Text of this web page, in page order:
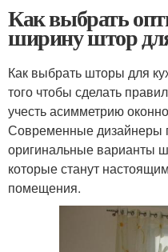
Как выбрать
ширину штор
Как выбрать шторы для
того чтобы сделать
учесть асимметрию
Современные дизайнеры
оригинальные варианты
которые станут
помещения.